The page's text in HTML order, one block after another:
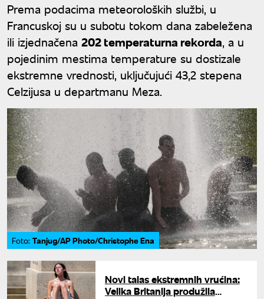
Prema podacima meteoroloških službi, u
Francuskoj su u subotu tokom dana zabeležena
ili izjednačena 202 temperaturna rekorda, a u
pojedinim mestima temperature su dostizale
ekstremne vrednosti, uključujući 43,2 stepena
Celzijusa u departmanu Meza.
Foto: Tanjug/AP Photo/Christophe Ena
Novi talas ekstremnih vrućina:
Velika Britanija produžila